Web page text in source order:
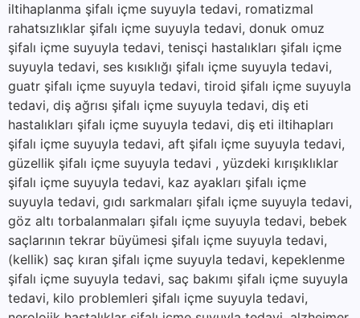
iltihaplanma şifalı içme suyuyla tedavi, romatizmal
rahatsızlıklar şifalı içme suyuyla tedavi, donuk omuz
şifalı içme suyuyla tedavi, tenisçi hastalıkları şifalı içme
suyuyla tedavi, ses kısıklığı şifalı içme suyuyla tedavi,
guatr şifalı içme suyuyla tedavi, tiroid şifalı içme suyuyla
tedavi, diş ağrısı şifalı içme suyuyla tedavi, diş eti
hastalıkları şifalı içme suyuyla tedavi, diş eti iltihapları
şifalı içme suyuyla tedavi, aft şifalı içme suyuyla tedavi,
güzellik şifalı içme suyuyla tedavi , yüzdeki kırışıklıklar
şifalı içme suyuyla tedavi, kaz ayakları şifalı içme
suyuyla tedavi, gıdı sarkmaları şifalı içme suyuyla tedavi,
göz altı torbalanmaları şifalı içme suyuyla tedavi, bebek
saçlarının tekrar büyümesi şifalı içme suyuyla tedavi,
(kellik) saç kıran şifalı içme suyuyla tedavi, kepeklenme
şifalı içme suyuyla tedavi, saç bakımı şifalı içme suyuyla
tedavi, kilo problemleri şifalı içme suyuyla tedavi,